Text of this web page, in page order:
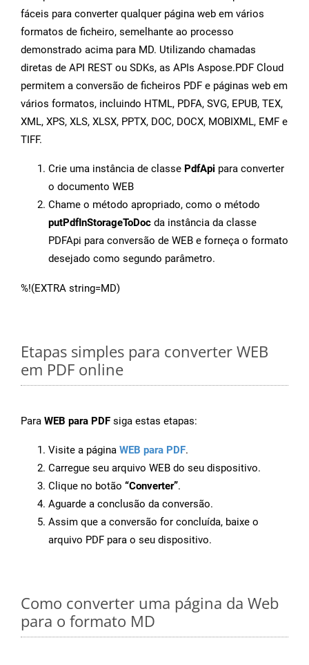
fáceis para converter qualquer página web em vários
formatos de ficheiro, semelhante ao processo
demonstrado acima para MD. Utilizando chamadas
diretas de API REST ou SDKs, as APIs Aspose.PDF Cloud
permitem a conversão de ficheiros PDF e páginas web em
vários formatos, incluindo HTML, PDFA, SVG, EPUB, TEX,
XML, XPS, XLS, XLSX, PPTX, DOC, DOCX, MOBIXML, EMF e
TIFF.
Crie uma instância de classe PdfApi para converter
o documento WEB
Chame o método apropriado, como o método
putPdfInStorageToDoc da instância da classe
PDFApi para conversão de WEB e forneça o formato
desejado como segundo parâmetro.
%!(EXTRA string=MD)
Etapas simples para converter WEB
em PDF online
Para WEB para PDF siga estas etapas:
Visite a página WEB para PDF.
Carregue seu arquivo WEB do seu dispositivo.
Clique no botão “Converter”.
Aguarde a conclusão da conversão.
Assim que a conversão for concluída, baixe o
arquivo PDF para o seu dispositivo.
Como converter uma página da Web
para o formato MD